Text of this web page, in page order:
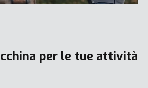
per le tue attività